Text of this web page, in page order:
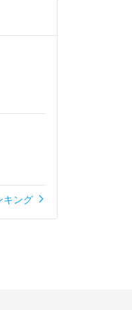
キング